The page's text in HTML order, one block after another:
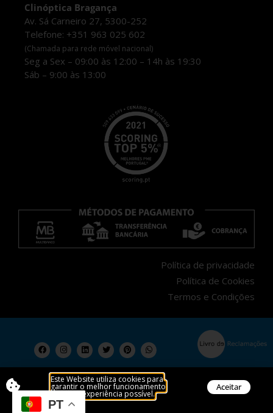
Clinóptica Bragança
Av. Sá Carneiro 27, 5300-252
Telefone: +351 963 025 602
(Chamada para rede móvel nacional)
Seg a Sex – 09:00 às 12:00 – 14h às 19:30
Sáb – 9:00 às 13:00
Política de privacidade
Política de Cookies
Termos e Condições
PT
Posso ajudar?
Este Website utiliza cookies para
garantir o melhor funcionamento
do site e experiência possível.
Aceitar